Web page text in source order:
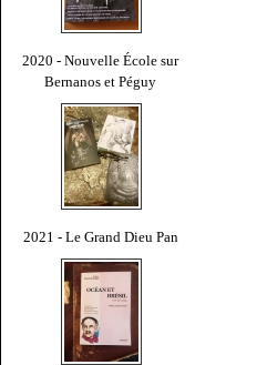
2020 - Nouvelle École sur
Bernanos et Péguy
2021 - Le Grand Dieu Pan